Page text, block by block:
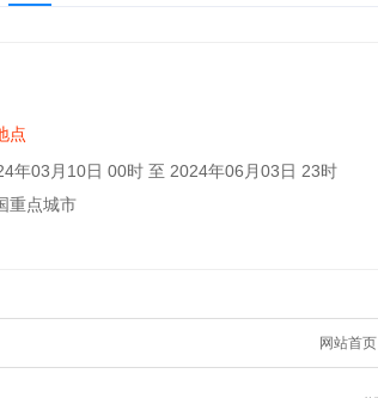
点
年03月10日 00时 至 2024年06月03日 23时
重点城市
网站首页